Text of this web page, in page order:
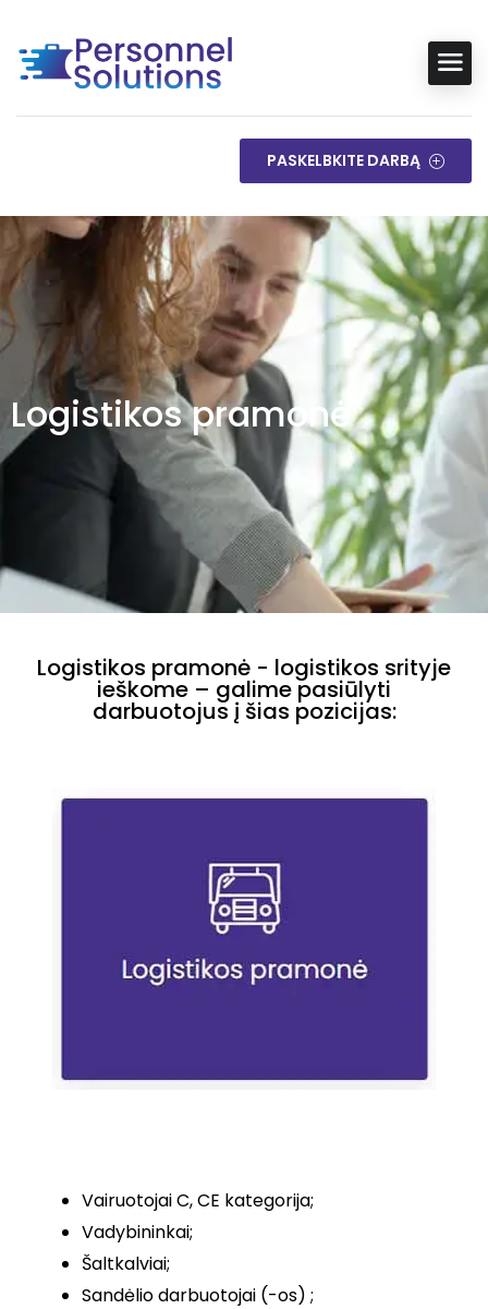
PASKELBKITE DARBĄ
Logistikos pramonė
Logistikos pramonė - logistikos srityje
ieškome – galime pasiūlyti
darbuotojus į šias pozicijas:
Vairuotojai C, CE kategorija;
Vadybininkai;
Šaltkalviai;
Sandėlio darbuotojai (-os) ;